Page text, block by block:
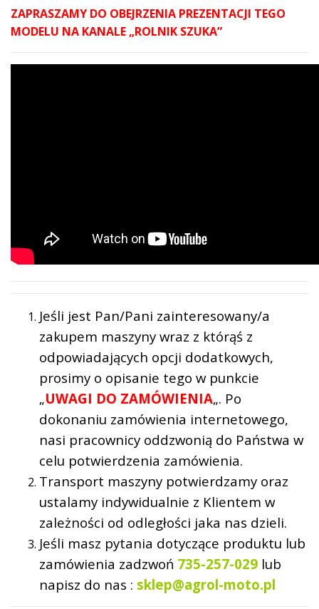
ZAPRASZAMY DO OBEJRZENIA PREZENTACJI TEGO
MODELU NA KANALE „ROLNIK SZUKA”
Jeśli jest Pan/Pani zainteresowany/a
zakupem maszyny wraz z którąś z
odpowiadających opcji dodatkowych,
prosimy o opisanie tego w punkcie
„UWAGI DO ZAMÓWIENIA„. Po
dokonaniu zamówienia internetowego,
nasi pracownicy oddzwonią do Państwa w
celu potwierdzenia zamówienia.
Transport maszyny potwierdzamy oraz
ustalamy indywidualnie z Klientem w
zależności od odległości jaka nas dzieli.
Jeśli masz pytania dotyczące produktu lub
zamówienia zadzwoń 735-257-029 lub
napisz do nas : sklep@agrol-moto.pl